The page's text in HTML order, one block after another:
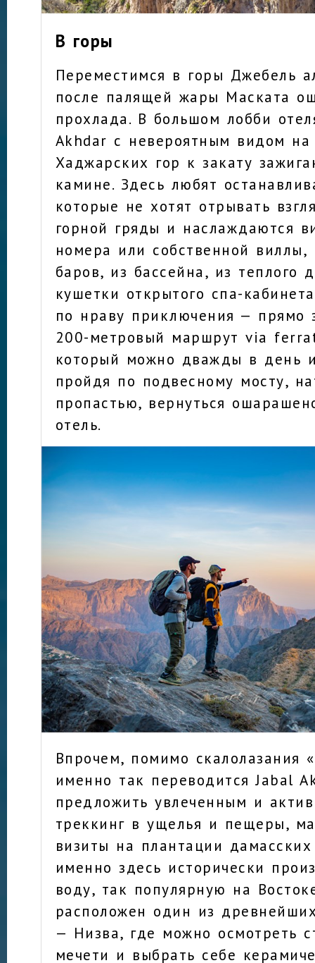
В горы
Переместимся в горы Джебель
после палящей жары Маската
прохлада. В большом лобби
Akhdar с невероятным видом на
Хаджарских гор к закату
камине. Здесь любят
которые не хотят отрывать
горной гряды и наслаждаются
номера или собственной виллы,
баров, из бассейна, из теплого
кушетки открытого спа-
по нраву приключения — прямо
200-метровый маршрут via
который можно дважды в день
пройдя по подвесному мосту,
пропастью, вернуться
отель.
Впрочем, помимо скалолазания
именно так переводится Jabal
предложить увлеченным и
треккинг в ущелья и пещеры,
визиты на плантации
именно здесь исторически
воду, так популярную на
расположен один из
— Низва, где можно осмотреть
мечети и выбрать себе